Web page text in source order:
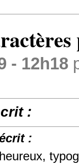
- 12h18
:
: